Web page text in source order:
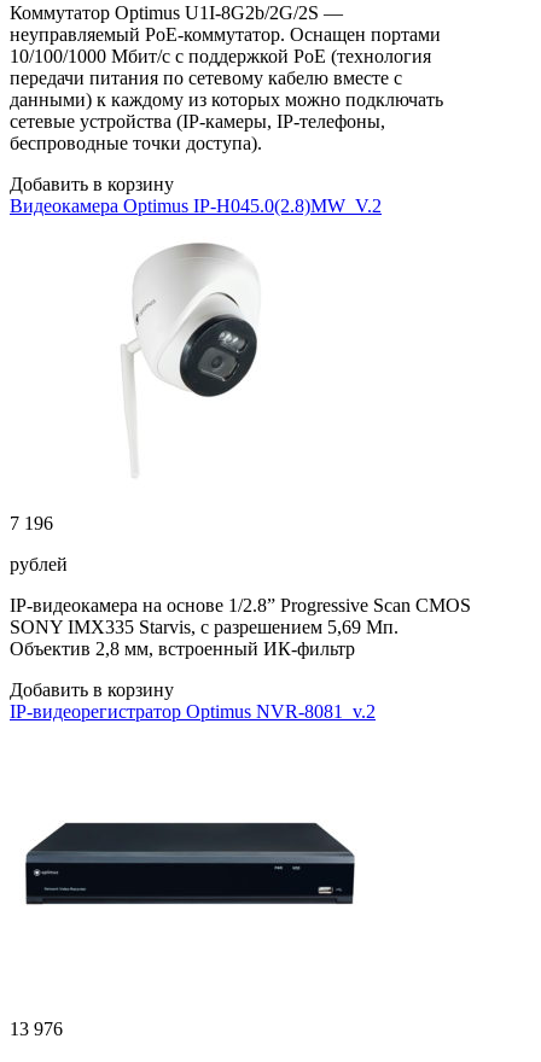
Коммутатор Optimus U1I-8G2b/2G/2S —
неуправляемый PoE-коммутатор. Оснащен портами
10/100/1000 Мбит/с с поддержкой PoE (технология
передачи питания по сетевому кабелю вместе с
данными) к каждому из которых можно подключать
сетевые устройства (IP-камеры, IP-телефоны,
беспроводные точки доступа).
Добавить в корзину
Видеокамера Optimus IP-H045.0(2.8)MW_V.2
7 196
рублей
IP-видеокамера на основе 1/2.8” Progressive Scan CMOS
SONY IMX335 Starvis, с разрешением 5,69 Мп.
Объектив 2,8 мм, встроенный ИК-фильтр
Добавить в корзину
IP-видеорегистратор Optimus NVR-8081_v.2
13 976